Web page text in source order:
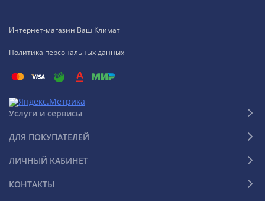
Интернет-магазин Ваш Климат
Политика персональных данных
Услуги и сервисы
ДЛЯ ПОКУПАТЕЛЕЙ
ЛИЧНЫЙ КАБИНЕТ
КОНТАКТЫ